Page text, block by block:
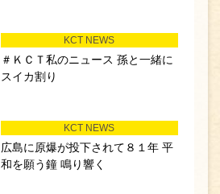
KCT NEWS
＃ＫＣＴ私のニュース 孫と一緒に
スイカ割り
KCT NEWS
広島に原爆が投下されて８１年 平
和を願う鐘 鳴り響く